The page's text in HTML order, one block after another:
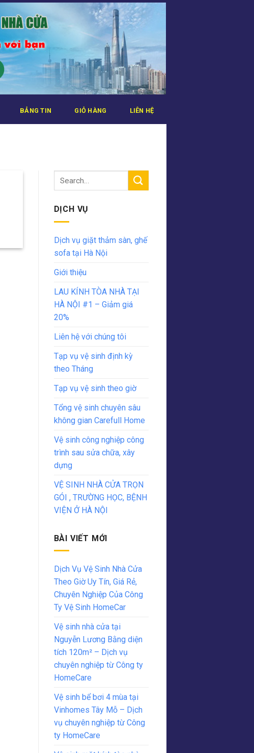
BẢNG TIN GIỎ HÀNG LIÊN HỆ
DỊCH VỤ
Dịch vụ giặt thảm sàn, ghế
sofa tại Hà Nội
Giới thiệu
LAU KÍNH TÒA NHÀ TẠI
HÀ NỘI #1 – Giảm giá
20%
Liên hệ với chúng tôi
Tạp vụ vệ sinh định kỳ
theo Tháng
Tạp vụ vệ sinh theo giờ
Tổng vệ sinh chuyên sâu
không gian Carefull Home
Vệ sinh công nghiệp công
trình sau sửa chữa, xây
dựng
VỆ SINH NHÀ CỬA TRỌN
GÓI , TRƯỜNG HỌC, BỆNH
VIỆN Ở HÀ NỘI
BÀI VIẾT MỚI
Dịch Vụ Vệ Sinh Nhà Cửa
Theo Giờ Uy Tín, Giá Rẻ,
Chuyên Nghiệp Của Công
Ty Vệ Sinh HomeCar
Vệ sinh nhà cửa tại
Nguyễn Lương Bằng diện
tích 120m² – Dịch vụ
chuyên nghiệp từ Công ty
HomeCare
Vệ sinh bể bơi 4 mùa tại
Vinhomes Tây Mỗ – Dịch
vụ chuyên nghiệp từ Công
ty HomeCare